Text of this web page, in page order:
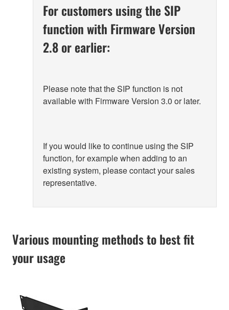
For customers using the SIP
function with Firmware Version
2.8 or earlier:
Please note that the SIP function is not
available with Firmware Version 3.0 or later.
If you would like to continue using the SIP
function, for example when adding to an
existing system, please contact your sales
representative.
Various mounting methods to best fit
your usage